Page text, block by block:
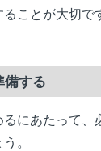
ことが大切で
備する
るにあたって、
。